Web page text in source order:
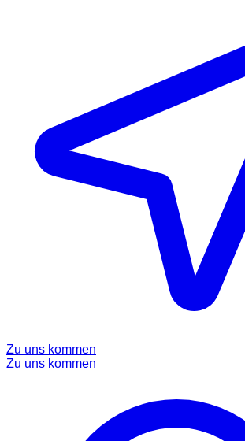
Zu uns kommen
Zu uns kommen